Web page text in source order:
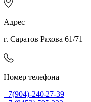
Адрес
г. Саратов Рахова 61/71
Номер телефона
+7(904)-240-27-39